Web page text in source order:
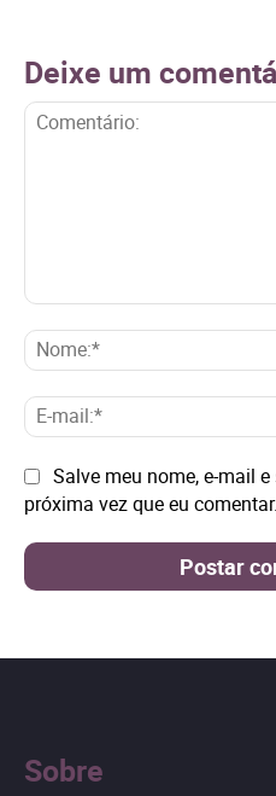
Deixe um
Site: Salve meu nome, e-mail
próxima vez que eu comentar.
Sobre